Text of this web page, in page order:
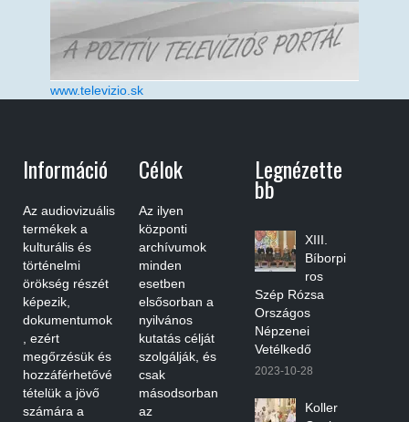
www.televizio.sk
Információ
Az audiovizuális
termékek a
kulturális és
történelmi
örökség részét
képezik,
dokumentumok
, ezért
megőrzésük és
hozzáférhetővé
tételük a jövő
számára a
Célok
Az ilyen
központi
archívumok
minden
esetben
elsősorban a
nyilvános
kutatás célját
szolgálják, és
csak
másodsorban
az
Legnézette
Bb
XIII.
Bíborpi
ros
Szép Rózsa
Országos
Népzenei
Vetélkedő
2023-10-28
Koller